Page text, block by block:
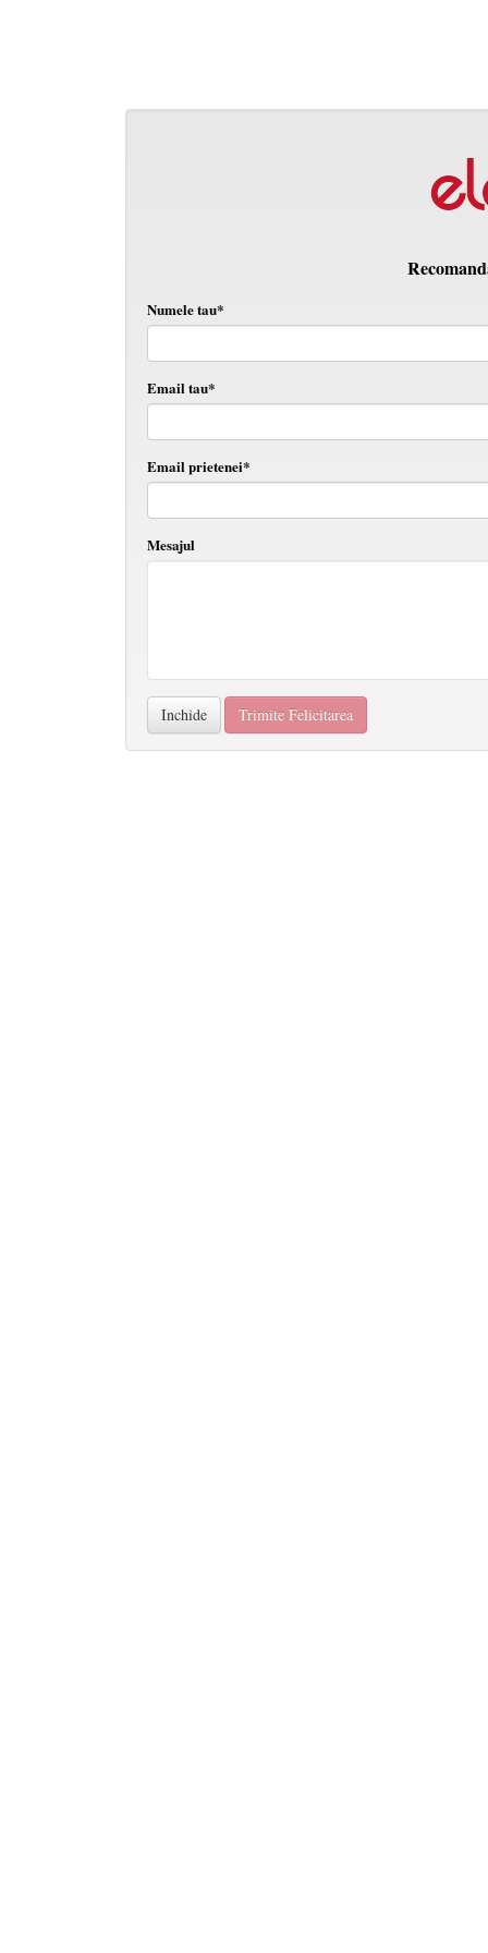
Numele tau*
Email tau*
Email prietenei*
Mesajul